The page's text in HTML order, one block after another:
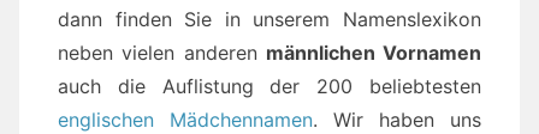
dann finden Sie in unserem Namenslexikon
neben vielen anderen männlichen Vornamen
auch die Auflistung der 200 beliebtesten
englischen Mädchennamen. Wir haben uns